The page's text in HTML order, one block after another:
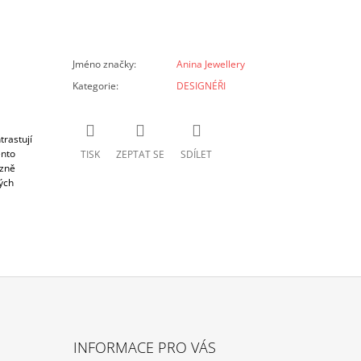
Jméno značky:
Anina Jewellery
Kategorie: DESIGNÉŘI
TISK ZEPTAT SE SDÍLET
INFORMACE PRO VÁS